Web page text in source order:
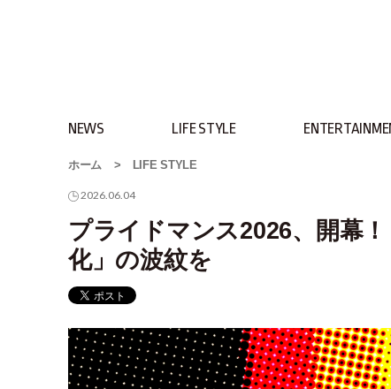
NEWS LIFE STYLE
ホーム > LIFE STYLE
2026.06.04
プライドマンス2026、開幕
化」の波紋を